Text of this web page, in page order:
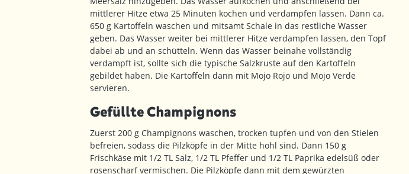
mittlerer Hitze etwa 25 Minuten kochen und verdampfen lassen. Dann ca.
650 g Kartoffeln waschen und mitsamt Schale in das restliche Wasser
geben. Das Wasser weiter bei mittlerer Hitze verdampfen lassen, den Topf
dabei ab und an schütteln. Wenn das Wasser beinahe vollständig
verdampft ist, sollte sich die typische Salzkruste auf den Kartoffeln
gebildet haben. Die Kartoffeln dann mit Mojo Rojo und Mojo Verde
servieren.
Gefüllte Champignons
Zuerst 200 g Champignons waschen, trocken tupfen und von den Stielen
befreien, sodass die Pilzköpfe in der Mitte hohl sind. Dann 150 g
Frischkäse mit 1/2 TL Salz, 1/2 TL Pfeffer und 1/2 TL Paprika edelsüß oder
rosenscharf vermischen. Die Pilzköpfe dann mit dem gewürzten